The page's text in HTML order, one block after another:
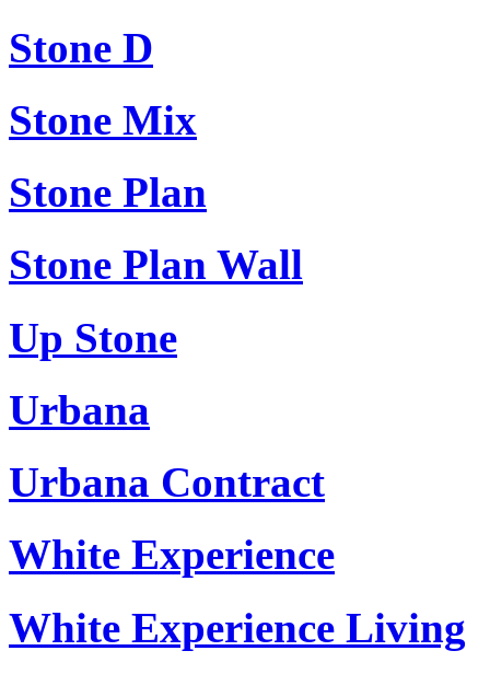
Stone D
Stone Mix
Stone Plan
Stone Plan Wall
Up Stone
Urbana
Urbana Contract
White Experience
White Experience Living